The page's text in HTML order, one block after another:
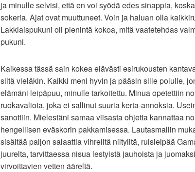
ja minulle selvisi, että en voi syödä edes sinappia,
sokeria. Ajat ovat muuttuneet. Voin ja haluan olla
Lakkiaispukuni oli pienintä kokoa, mitä vaatetehdas
pukuni.
Kaikessa tässä sain kokea elävästi esirukousten
siitä vieläkin. Kaikki meni hyvin ja pääsin sille polulle,
elämäni leipäpuu, minulle tarkoitettu. Minua opetettiin
ruokavaliota, joka ei sallinut suuria kerta-annoksia.
sanottiin. Mielestäni samaa viisasta ohjetta kannattaa
hengellisen eväskorin pakkamisessa. Lautasmallin
sisältää paljon salaattia vihreiltä niityiltä, ruisleipää
juurelta, tarvittaessa nisua lestyistä jauhoista ja
virvoittavien vetten ääreltä.